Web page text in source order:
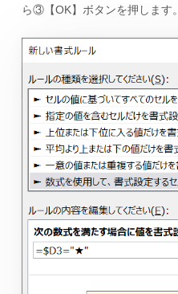
ら③【OK】ボタンを押します。